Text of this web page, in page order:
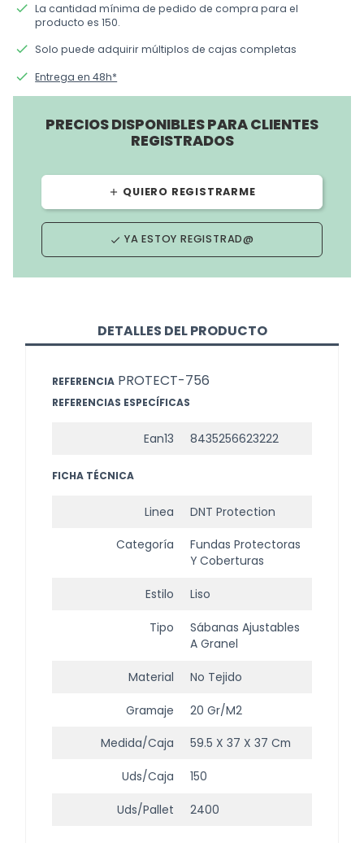
done La cantidad mínima de pedido de compra para el
producto es 150.
done Solo puede adquirir múltiplos de cajas completas
done Entrega en 48h*
PRECIOS DISPONIBLES PARA CLIENTES
REGISTRADOS
add QUIERO REGISTRARME
done YA ESTOY REGISTRAD@
DETALLES DEL PRODUCTO
REFERENCIA PROTECT-756
REFERENCIAS ESPECÍFICAS
Ean13 8435256623222
FICHA TÉCNICA
Linea DNT Protection
Categoría
Fundas Protectoras
Y Coberturas
Estilo Liso
Tipo
Sábanas Ajustables
A Granel
Material No Tejido
Gramaje 20 Gr/m2
Medida/Caja 59.5 X 37 X 37 Cm
Uds/Caja 150
Uds/Pallet 2400